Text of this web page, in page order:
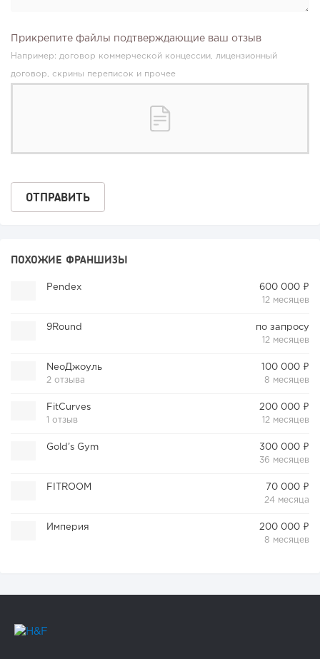
Прикрепите файлы подтверждающие ваш отзыв
Например: договор коммерческой концессии, лицензионный
договор, скрины переписок и прочее
ПОХОЖИЕ ФРАНШИЗЫ
Pendex
600 000 ₽
12 месяцев
9Round
по запросу
12 месяцев
NeoДжоуль
2 отзыва
100 000 ₽
8 месяцев
FitCurves
1 отзыв
200 000 ₽
12 месяцев
Gold’s Gym
300 000 ₽
36 месяцев
FITROOM
70 000 ₽
24 месяца
Империя
200 000 ₽
8 месяцев